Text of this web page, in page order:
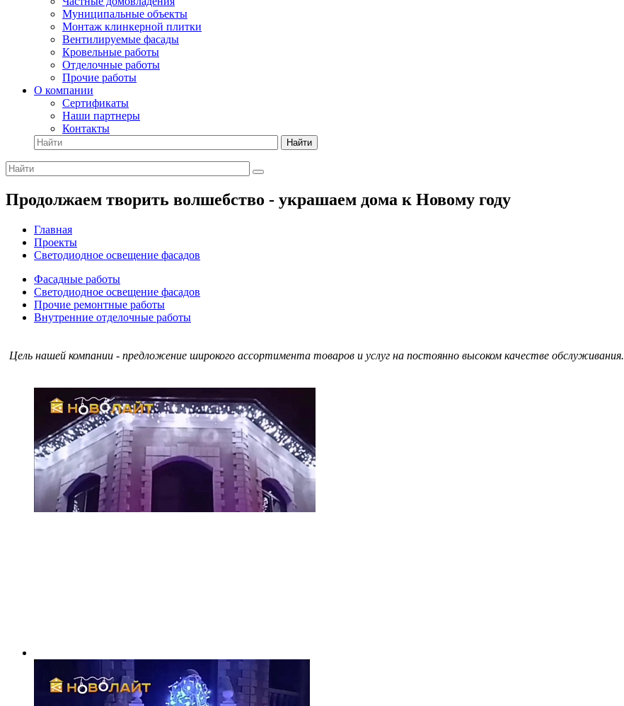
Муниципальные объекты
Монтаж клинкерной плитки
Вентилируемые фасады
Кровельные работы
Отделочные работы
Прочие работы
О компании
Сертификаты
Наши партнеры
Контакты
Найти
Продолжаем творить волшебство - украшаем дома к Новому году
Главная
Проекты
Светодиодное освещение фасадов
Фасадные работы
Светодиодное освещение фасадов
Прочие ремонтные работы
Внутренние отделочные работы
Цель нашей компании - предложение широкого ассортимента товаров и услуг на постоянно высоком качестве обслуживания.